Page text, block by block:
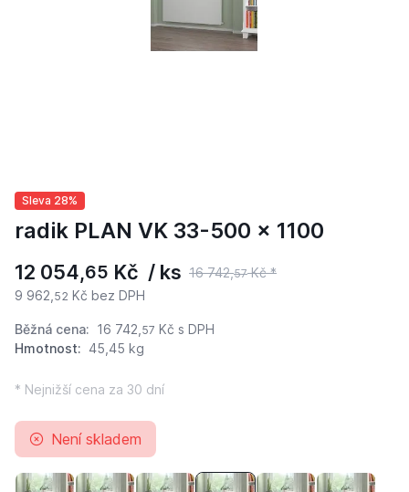
Sleva 28%
radik PLAN VK 33-500 x 1100
12 054,65 Kč / ks 16 742,57Kč *
9 962, 52 Kč bez DPH
Běžná cena: 16 742, 57 Kč s DPH
Hmotnost: 45,45 kg
* Nejnižší cena za 30 dní
Není skladem